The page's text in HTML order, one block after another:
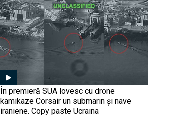
Maxim: Le aruncăm în aer,
avem tehnică specială sau
pompăm apa direct din
mare
Israelul a încercuit în Gaza
casa lui Yahya Sinwar,
liderul Hamas. David
Maxim: Nu ar trebui să
doarmă cu ochii închiși nici
liderii din Qatar sau Turcia.
Dar nu îi va ajuta nici asta
Ministrul israelian al
Apărării: Luptele intense în
Gaza vor continua cel puţin
În premieră SUA lovesc cu drone
kamikaze Corsair un submarin și nave
iraniene. Copy paste Ucraina